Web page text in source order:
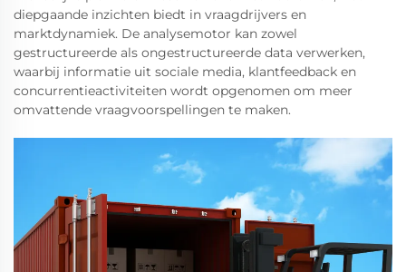
diepgaande inzichten biedt in vraagdrijvers en
marktdynamiek. De analysemotor kan zowel
gestructureerde als ongestructureerde data verwerken,
waarbij informatie uit sociale media, klantfeedback en
concurrentieactiviteiten wordt opgenomen om meer
omvattende vraagvoorspellingen te maken.